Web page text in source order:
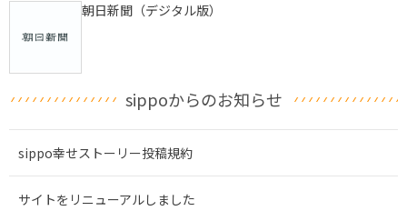
朝日新聞（デジタル版）
sippoからのお知らせ
sippo幸せストーリー投稿規約
サイトをリニューアルしました